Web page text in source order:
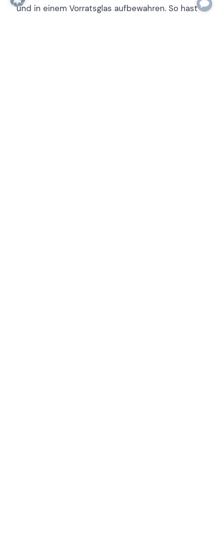
und in einem Vorratsglas aufbewahren. So hast